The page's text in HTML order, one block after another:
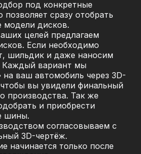
под конкретные
позволяет сразу отобрать
модели дисков.
целей предлагаем
Если необходимо
шильдик и даже наносим
Каждый вариант мы
ваш автомобиль через 3D-
вы увидели финальный
производства. Так же
и приобрести
шины.
согласовываем с
3D-чертёж.
начинается только после